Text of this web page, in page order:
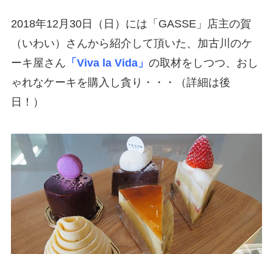
2018年12月30日（日）には「GASSE」店主の賀
（いわい）さんから紹介して頂いた、加古川のケ
ーキ屋さん 「Viva la Vida」 の取材をしつつ、おし
ゃれなケーキを購入し貪り・・・（詳細は後
日！）